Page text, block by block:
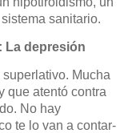
sanitario.
La depresión
Mucha
que atentó contra
No hay
te lo van a contar-